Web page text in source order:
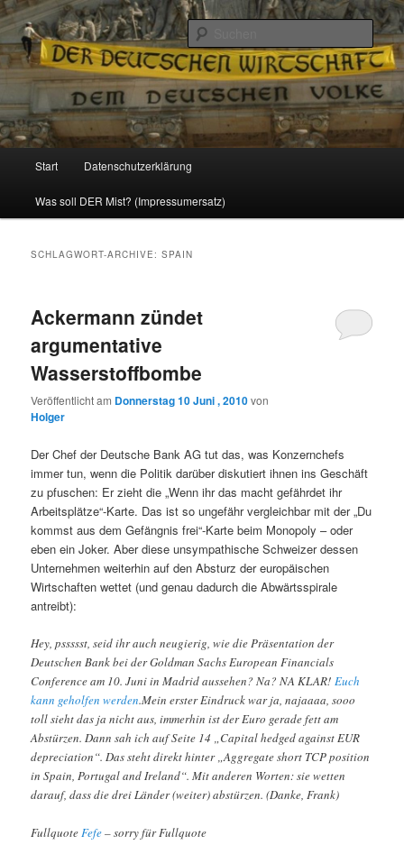
Reizzentrum
Politik, Wirtschaft, Soziales und Gesellschaft
Zum
Inhalt
Zum
sekundären
Start Datenschutzerklärung
Was soll DER Mist? (Impressumersatz)
SCHLAGWORT-ARCHIVE:SPAIN
Ackermann zündet
argumentative
Wasserstoffbombe
Veröffentlicht am Donnerstag 10 Juni , 2010von
Holger
Der Chef der Deutsche Bank AG tut das, was Konzernchefs
immer tun, wenn die Politik darüber diskutiert ihnen ins Geschäft
zu pfuschen: Er zieht die „Wenn ihr das macht gefährdet ihr
Arbeitsplätze“-Karte. Das ist so ungefähr vergleichbar mit der „Du
kommst aus dem Gefängnis frei“-Karte beim Monopoly – oder
eben ein Joker. Aber diese unsympathische Schweizer dessen
Unternehmen weiterhin auf den Absturz der europäischen
Wirtschaften wettet (und genau dadurch die Abwärtsspirale
antreibt):
Hey, pssssst, seid ihr auch neugierig, wie die Präsentation der
Deutschen Bank bei der Goldman Sachs European Financials
Conference am 10. Juni in Madrid aussehen? Na? NA KLAR!Euch
kann geholfen werden.Mein erster Eindruck war ja, najaaaa, sooo
toll sieht das ja nicht aus, immerhin ist der Euro gerade fett am
Abstürzen. Dann sah ich auf Seite 14 „Capital hedged against EUR
depreciation“. Das steht direkt hinter „Aggregate short TCP position
in Spain, Portugal and Ireland“. Mit anderen Worten: sie wetten
darauf, dass die drei Länder (weiter) abstürzen. (Danke, Frank)
FullquoteFefe– sorry für Fullquote